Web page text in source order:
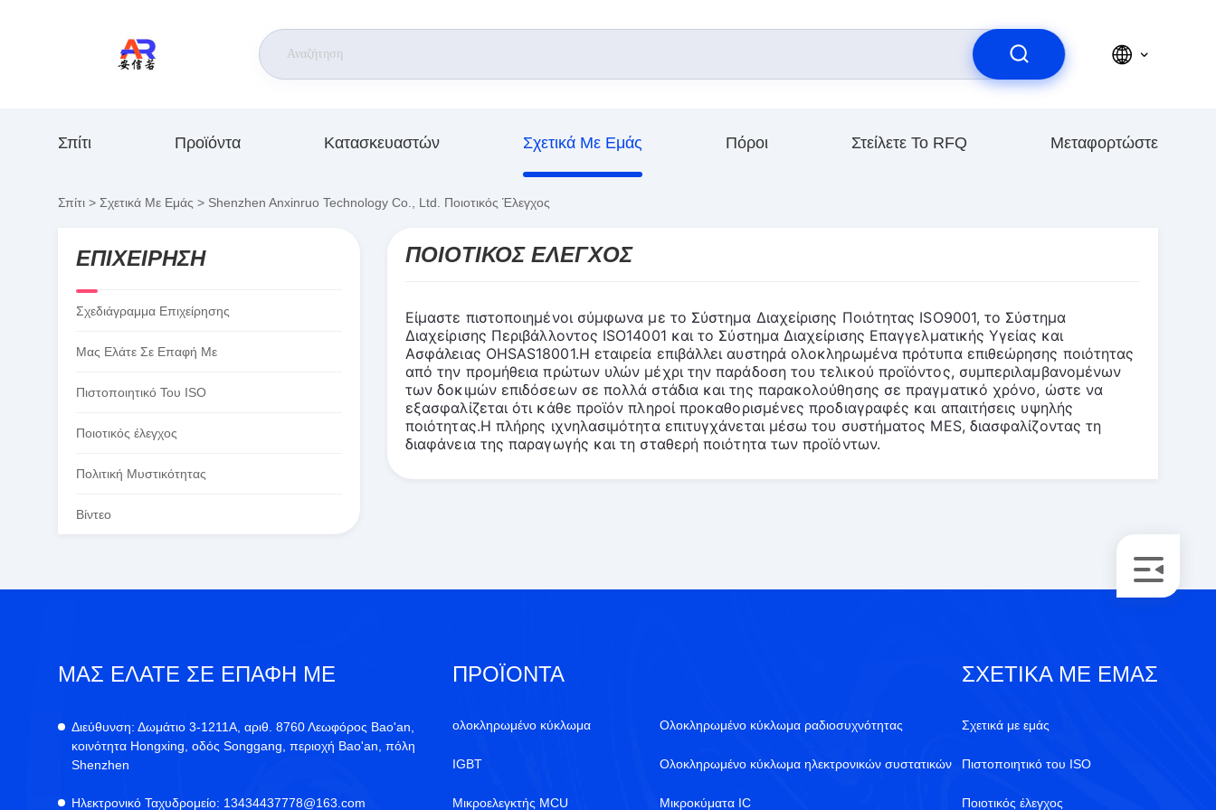
Σπίτι Προϊόντα Κατασκευαστών Σχετικά Με Εμάς Πόροι Στείλετε Το RFQ Μεταφορτώστε
Σπίτι > Σχετικά Με Εμάς > Shenzhen Anxinruo Technology Co., Ltd. Ποιοτικός Έλεγχος
ΕΠΙΧΕΊΡΗΣΗ
Σχεδιάγραμμα Επιχείρησης
Μας Ελάτε Σε Επαφή Με
Πιστοποιητικό Του ISO
Ποιοτικός έλεγχος
Πολιτική Μυστικότητας
Βίντεο
ΠΟΙΟΤΙΚΌΣ ΈΛΕΓΧΟΣ
Είμαστε πιστοποιημένοι σύμφωνα με το Σύστημα Διαχείρισης Ποιότητας ISO9001, το Σύστημα
Διαχείρισης Περιβάλλοντος ISO14001 και το Σύστημα Διαχείρισης Επαγγελματικής Υγείας και
Ασφάλειας OHSAS18001.Η εταιρεία επιβάλλει αυστηρά ολοκληρωμένα πρότυπα επιθεώρησης ποιότητας
από την προμήθεια πρώτων υλών μέχρι την παράδοση του τελικού προϊόντος, συμπεριλαμβανομένων
των δοκιμών επιδόσεων σε πολλά στάδια και της παρακολούθησης σε πραγματικό χρόνο, ώστε να
εξασφαλίζεται ότι κάθε προϊόν πληροί προκαθορισμένες προδιαγραφές και απαιτήσεις υψηλής
ποιότητας.Η πλήρης ιχνηλασιμότητα επιτυγχάνεται μέσω του συστήματος MES, διασφαλίζοντας τη
διαφάνεια της παραγωγής και τη σταθερή ποιότητα των προϊόντων.
ΜΑΣ ΕΛΆΤΕ ΣΕ ΕΠΑΦΉ ΜΕ
Διεύθυνση: Δωμάτιο 3-1211Α, αριθ. 8760 Λεωφόρος Bao'an,
κοινότητα Hongxing, οδός Songgang, περιοχή Bao'an, πόλη
Shenzhen
Ηλεκτρονικό Ταχυδρομείο: 13434437778@163.com
ΠΡΟΪΌΝΤΑ
ολοκληρωμένο κύκλωμα
IGBT
Μικροελεγκτής MCU
Ολοκληρωμένο κύκλωμα ραδιοσυχνότητας
Ολοκληρωμένο κύκλωμα ηλεκτρονικών συστατικών
Μικροκύματα IC
ΣΧΕΤΙΚΆ ΜΕ ΕΜΆΣ
Σχετικά με εμάς
Πιστοποιητικό του ISO
Ποιοτικός έλεγχος